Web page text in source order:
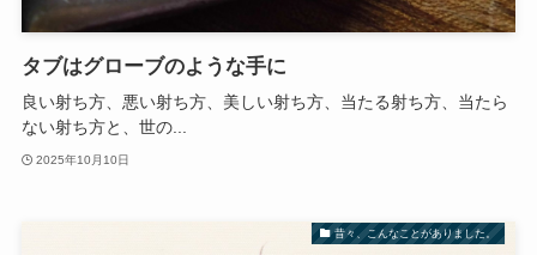
タブはグローブのような手に
良い射ち方、悪い射ち方、美しい射ち方、当たる射ち方、当たら
ない射ち方と、世の...
2025年10月10日
昔々、こんなことがありました。